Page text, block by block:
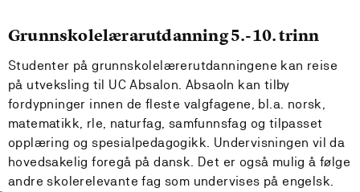
Grunnskolelærarutdanning 5.-10. trinn
Studenter på grunnskolelærerutdanningene kan reise
på utveksling til UC Absalon. Absaoln kan tilby
fordypninger innen de fleste valgfagene, bl.a. norsk,
matematikk, rle, naturfag, samfunnsfag og tilpasset
opplæring og spesialpedagogikk. Undervisningen vil da
hovedsakelig foregå på dansk. Det er også mulig å følge
andre skolerelevante fag som undervises på engelsk.